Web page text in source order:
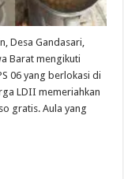
Desa Gandasari,
Barat mengikuti
06 yang berlokasi di
LDII memeriahkan
gratis. Aula yang